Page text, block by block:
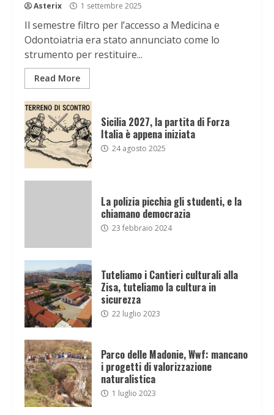
Asterix 1 settembre 2025
Il semestre filtro per l’accesso a Medicina e
Odontoiatria era stato annunciato come lo
strumento per restituire...
Read More
Sicilia 2027, la partita di Forza
Italia è appena iniziata
24 agosto 2025
La polizia picchia gli studenti, e la
chiamano democrazia
23 febbraio 2024
Tuteliamo i Cantieri culturali alla
Zisa, tuteliamo la cultura in
sicurezza
22 luglio 2023
Parco delle Madonie, Wwf: mancano
i progetti di valorizzazione
naturalistica
1 luglio 2023